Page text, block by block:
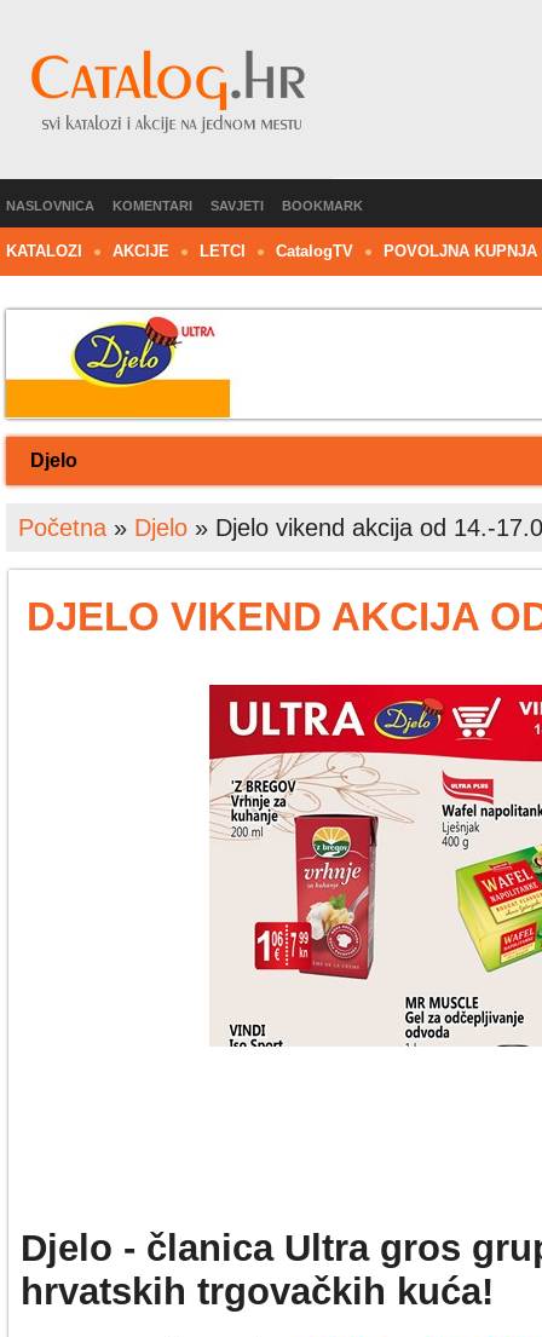
NASLOVNICA KOMENTARI SAVJETI BOOKMARK
KATALOZI AKCIJE LETCI CatalogTV POVOLJNA KUPNJA
Djelo
Početna » Djelo » Djelo vikend akcija od 14.-
DJELO VIKEND AKCIJA
Djelo - članica Ultra gros
hrvatskih trgovačkih kuća!